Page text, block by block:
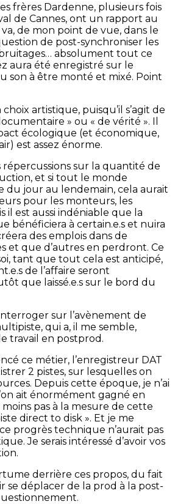
frères Dardenne, plusieurs fois
de Cannes, ont un rapport au
de mon point de vue, dans le
de post-synchroniser les
absolument tout ce
aura été enregistré sur le
son à être monté et mixé. Point
artistique, puisqu’il s’agit de
» ou « de vérité ». Il
écologique (et économique,
est assez énorme.
répercussions sur la quantité de
et si tout le monde
du jour au lendemain, cela aurait
pour les monteurs, les
il est aussi indéniable que la
bénéficiera à certain.e.s et nuira
des emplois dans de
et que d’autres en perdront. Ce
tant que tout cela est anticipé,
de l’affaire seront
que laissé.e.s sur le bord du
sur l’avènement de
qui a, il me semble,
travail en postprod.
ce métier, l’enregistreur DAT
2 pistes, sur lesquelles on
Depuis cette époque, je n’ai
ait énormément gagné en
pas à la mesure de cette
direct to disk ». Et je me
progrès technique n’aurait pas
Je serais intéressé d’avoir vos
derrière ces propos, du fait
se déplacer de la prod à la post-